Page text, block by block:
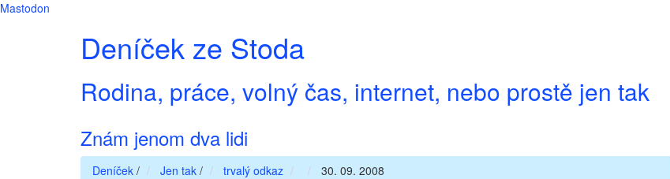
Mastodon
Deníček ze Stoda
Rodina, práce, volný čas, internet, nebo prostě jen tak
Znám jenom dva lidi
Deníček / Jen tak / trvalý odkaz 30. 09. 2008